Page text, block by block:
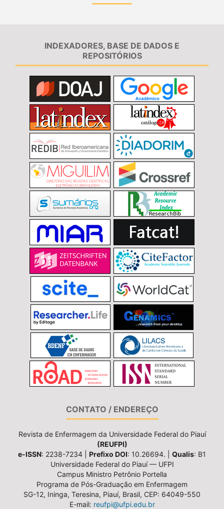
INDEXADORES, BASE DE DADOS E
REPOSITÓRIOS
CONTATO / ENDEREÇO
Revista de Enfermagem da Universidade Federal do Piauí
(REUFPI)
e-ISSN: 2238-7234 | Prefixo DOI: 10.26694. | Qualis: B1
Universidade Federal do Piauí — UFPI
Campus Ministro Petrônio Portella
Programa de Pós-Graduação em Enfermagem
SG-12, Ininga, Teresina, Piauí, Brasil, CEP: 64049-550
E-mail: reufpi@ufpi.edu.br